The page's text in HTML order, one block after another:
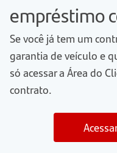
empréstimo
Se você já tem um
garantia de veículo e
só acessar a Área do
contrato.